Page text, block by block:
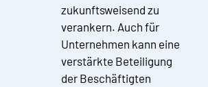
zukunftsweisend zu
verankern. Auch für
Unternehmen kann eine
verstärkte Beteiligung
der Beschäftigten